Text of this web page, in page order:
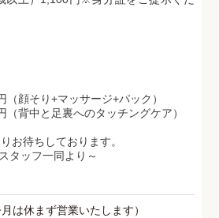
顔そり+マッサージ+パック）
（背中と足裏へのタッチングケア）
お待ちしております。
タッフ一同より～
は休まず営業いたします）